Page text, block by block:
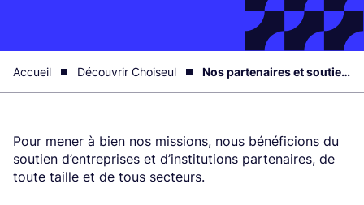
Accueil Découvrir Choiseul Nos partenaires et soutiens
Pour mener à bien nos missions, nous bénéficions du
soutien d’entreprises et d’institutions partenaires, de
toute taille et de tous secteurs.